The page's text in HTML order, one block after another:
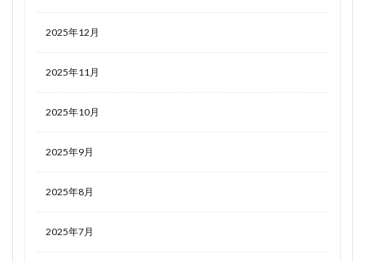
2025年12月
2025年11月
2025年10月
2025年9月
2025年8月
2025年7月